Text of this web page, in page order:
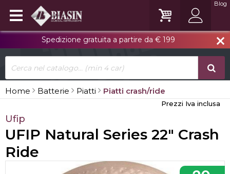
close
Spedizione gratuita a partire da € 199
Blog
Home Batterie Piatti Piatti crash/ride
Prezzi Iva inclusa
Ufip
UFIP Natural Series 22" Crash
Ride